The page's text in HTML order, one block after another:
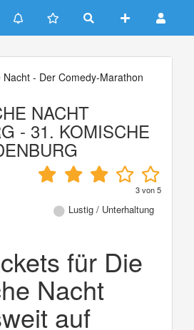
Nacht - Der Comedy-Marathon
NACHT
- 31. KOMISCHE
3von5
Lustig / Unterhaltung
für Die
Nacht
auf